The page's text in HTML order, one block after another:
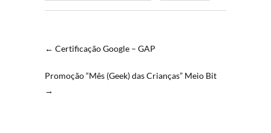
← Certificação Google – GAP
Promoção “Mês (Geek) das Crianças” Meio Bit
→